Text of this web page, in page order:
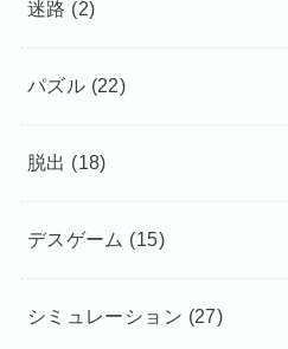
迷路 (2)
パズル (22)
脱出 (18)
デスゲーム (15)
シミュレーション (27)